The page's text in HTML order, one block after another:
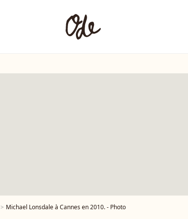
Michael Lonsdale à Cannes en 2010. - Photo